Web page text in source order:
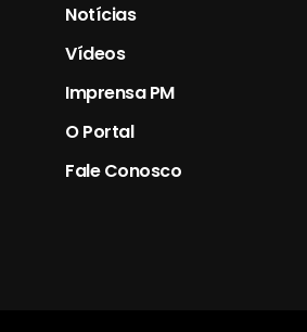
Notícias
Vídeos
Imprensa PM
O Portal
Fale Conosco